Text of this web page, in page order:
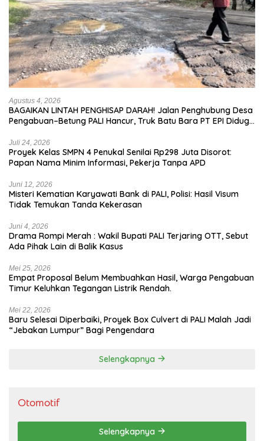
Agustus 4, 2026
BAGAIKAN LINTAH PENGHISAP DARAH! Jalan Penghubung Desa
Pengabuan–Betung PALI Hancur, Truk Batu Bara PT EPI Diduga
Juli 24, 2026
Proyek Kelas SMPN 4 Penukal Senilai Rp298 Juta Disorot:
Papan Nama Minim Informasi, Pekerja Tanpa APD
Juni 12, 2026
Misteri Kematian Karyawati Bank di PALI, Polisi: Hasil Visum
Tidak Temukan Tanda Kekerasan
Juni 4, 2026
Drama Rompi Merah : Wakil Bupati PALI Terjaring OTT, Sebut
Ada Pihak Lain di Balik Kasus
Mei 25, 2026
Empat Proposal Belum Membuahkan Hasil, Warga Pengabuan
Timur Keluhkan Tegangan Listrik Rendah.
Mei 22, 2026
Baru Selesai Diperbaiki, Proyek Box Culvert di PALI Malah Jadi
“Jebakan Lumpur” Bagi Pengendara
Selengkapnya
Otomotif
Selengkapnya